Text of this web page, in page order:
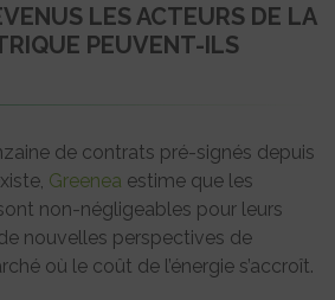
LES ACTEURS DE LA
PEUVENT-ILS
de contrats pré-signés depuis
Greenea estime que les
non-négligeables pour leurs
nouvelles perspectives de
où le coût de l’énergie s’accroît.